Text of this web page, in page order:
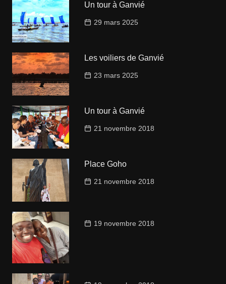
Un tour à Ganvié
29 mars 2025
Les voiliers de Ganvié
23 mars 2025
Un tour à Ganvié
21 novembre 2018
Place Goho
21 novembre 2018
19 novembre 2018